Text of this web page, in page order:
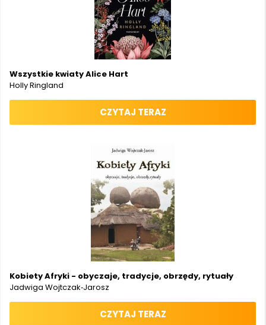
Wszystkie kwiaty Alice Hart
Holly Ringland
CZYTAJ TERAZ
Kobiety Afryki - obyczaje, tradycje, obrzędy, rytuały
Jadwiga Wojtczak‑Jarosz
CZYTAJ TERAZ